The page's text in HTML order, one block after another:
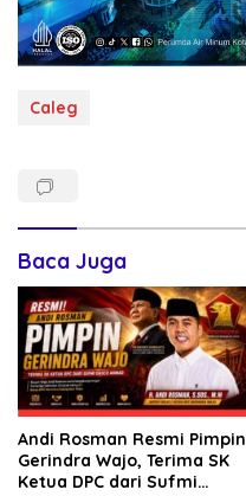
Caleg
Baca Juga
Andi Rosman Resmi Pimpin
Gerindra Wajo, Terima SK
Ketua DPC dari Sufmi